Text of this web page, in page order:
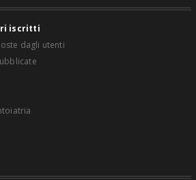
iscritti
dagli utenti